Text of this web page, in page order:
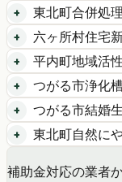
東北町合併処
六ヶ所村住宅
平内町地域活
つがる市浄化
つがる市結婚
東北町自然に
補助金対応の業者